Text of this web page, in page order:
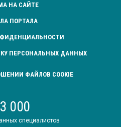
НА САЙТЕ
ПОРТАЛА
ПЕРСОНАЛЬНЫХ ДАННЫХ
ФАЙЛОВ COOKIE
000
специалистов